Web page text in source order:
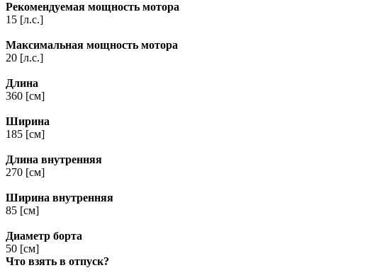
Рекомендуемая мощность мотора
15 [л.с.]
Максимальная мощность мотора
20 [л.с.]
Длина
360 [см]
Ширина
185 [см]
Длина внутренняя
270 [см]
Ширина внутренняя
85 [см]
Диаметр борта
50 [см]
Что взять в отпуск?